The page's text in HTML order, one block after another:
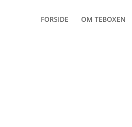
FORSIDE OM TEBOXEN